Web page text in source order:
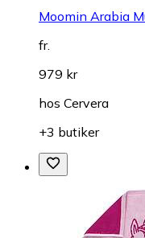
Moomin Arabia
fr.
979 kr
hos Cervera
+3 butiker